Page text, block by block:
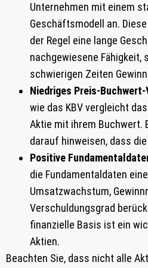
Unternehmen mit einem
Geschäftsmodell an.
der Regel eine lange
nachgewiesene
schwierigen Zeiten
Niedriges Preis-
wie das KBV vergleicht
Aktie mit ihrem Buchwert.
darauf hinweisen, dass
Positive
die Fundamentaldaten
Umsatzwachstum,
Verschuldungsgrad
finanzielle Basis ist ein
Aktien.
Beachten Sie, dass nicht alle